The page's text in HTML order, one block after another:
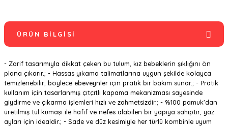
ÜRÜN BILGISI
- Zarif tasarımıyla dikkat çeken bu tulum, kız bebeklerin şıklığını ön
plana çıkarır.; - Hassas yıkama talimatlarına uygun şekilde kolayca
temizlenebilir; böylece ebeveynler için pratik bir bakım sunar.; - Pratik
kullanım için tasarlanmış çıtçıtlı kapama mekanizması sayesinde
giydirme ve çıkarma işlemleri hızlı ve zahmetsizdir.; - %100 pamuk'dan
üretilmiş tül kumaşı ile hafif ve nefes alabilen bir yapıya sahiptir, yaz
ayları için idealdir.; - Sade ve düz kesimiyle her türlü kombinle uyum